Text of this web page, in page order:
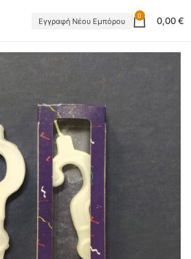
Εγγραφή Νέου Εμπόρου
0 0,00€